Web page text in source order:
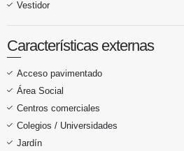
Vestidor
Características externas
Acceso pavimentado
Área Social
Centros comerciales
Colegios / Universidades
Jardín